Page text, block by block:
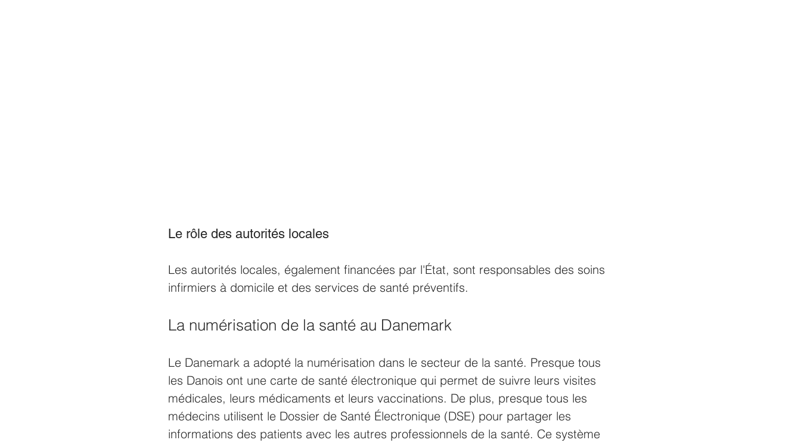
Le rôle des autorités locales
Les autorités locales, également financées par l'État, sont responsables des soins
infirmiers à domicile et des services de santé préventifs.
La numérisation de la santé au Danemark
Le Danemark a adopté la numérisation dans le secteur de la santé. Presque tous
les Danois ont une carte de santé électronique qui permet de suivre leurs visites
médicales, leurs médicaments et leurs vaccinations. De plus, presque tous les
médecins utilisent le Dossier de Santé Électronique (DSE) pour partager les
informations des patients avec les autres professionnels de la santé. Ce système